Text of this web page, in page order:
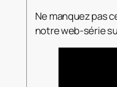
Ne manquez pas
notre web-série